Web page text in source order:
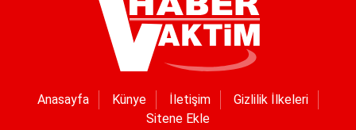
Anasayfa Künye İletişim
Gizlilik İlkeleri
Sitene Ekle